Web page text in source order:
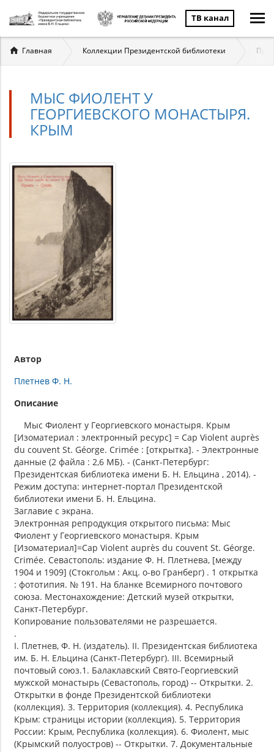
ТВ канал
Вы
здесь
Главная Коллекции Президентской библиотеки
МЫС ФИОЛЕНТ У
ГЕОРГИЕВСКОГО МОНАСТЫРЯ.
КРЫМ
Автор
Плетнев Ф. Н.
Описание
Мыс Фиолент у Георгиевского монастыря. Крым
[Изоматериал : электронный ресурс] = Cap Violent auprès
du couvent St. Géorge. Crimée : [открытка]. - Электронные
данные (2 файла : 2,6 МБ). - (Санкт-Петербург:
Президентская библиотека имени Б. Н. Ельцина , 2014). -
Режим доступа: интернет-портал Президентской
библиотеки имени Б. Н. Ельцина.
Заглавие с экрана.
Электронная репродукция открытого письма: Мыс
Фиолент у Георгиевского монастыря. Крым
[Изоматериал]=Cap Violent auprès du couvent St. Géorge.
Crimée. Севастополь: издание Ф. Н. Плетнева, [между
1904 и 1909] (Стокгольм : Акц. о-во Гранберг) . 1 открытка
: фототипия. № 191. На бланке Всемирного почтового
союза. Местонахождение: Детский музей открытки,
Санкт-Петербург.
Копирование пользователями не разрешается.
.
I. Плетнев, Ф. Н. (издатель). II. Президентская библиотека
им. Б. Н. Ельцина (Санкт-Петербург). III. Всемирный
почтовый союз.1. Балаклавский Свято-Георгиевский
мужской монастырь (Севастополь, город) -- Открытки. 2.
Открытки в фонде Президентской библиотеки
(коллекция). 3. Территория (коллекция). 4. Республика
Крым: страницы истории (коллекция). 5. Территория
России: Крым, Республика (коллекция). 6. Фиолент, мыс
(Крымский полуостров) -- Открытки. 7. Документальные